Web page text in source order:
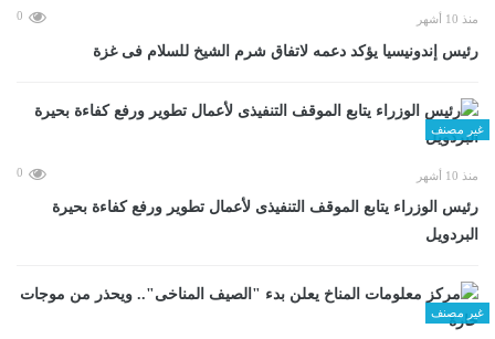
منذ 10 أشهر 0
رئيس إندونيسيا يؤكد دعمه لاتفاق شرم الشيخ للسلام فى غزة
غير مصنف
منذ 10 أشهر 0
رئيس الوزراء يتابع الموقف التنفيذى لأعمال تطوير ورفع كفاءة بحيرة
البردويل
غير مصنف